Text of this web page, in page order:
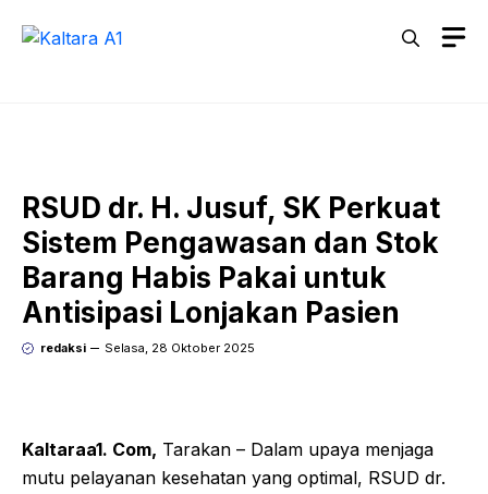
RSUD dr. H. Jusuf, SK Perkuat
Sistem Pengawasan dan Stok
Barang Habis Pakai untuk
Antisipasi Lonjakan Pasien
redaksi Selasa, 28 Oktober 2025
Kaltaraa1. Com, Tarakan – Dalam upaya menjaga
mutu pelayanan kesehatan yang optimal, RSUD dr.